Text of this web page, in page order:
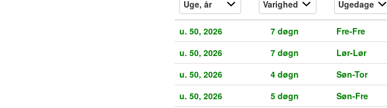
u. 50, 2026 7 døgn Fre-Fre
u. 50, 2026
7 døgn Lør-Lør
u. 50, 2026
4 døgn Søn-Tor
u. 50, 2026
5 døgn Søn-Fre